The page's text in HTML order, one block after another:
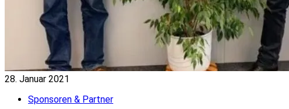
28. Januar 2021
Sponsoren & Partner